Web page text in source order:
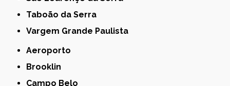
Taboão da Serra
Vargem Grande Paulista
Aeroporto
Brooklin
Campo Belo